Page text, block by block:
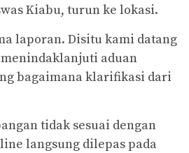
Kiabu, turun ke lokasi.
laporan. Disitu kami datang
aduan
bagaimana klarifikasi dari
tidak sesuai dengan
langsung dilepas pada